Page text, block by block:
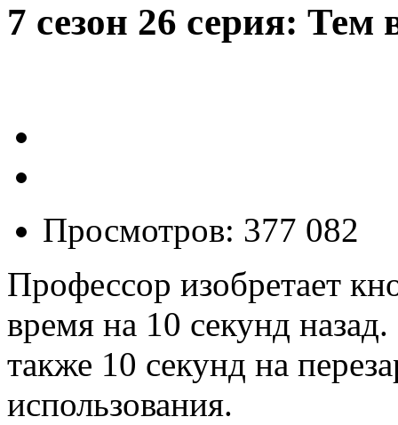
7 сезон 26 серия: Тем
Просмотров: 377 082
Профессор изобретает
время на 10 секунд
также 10 секунд на
использования.